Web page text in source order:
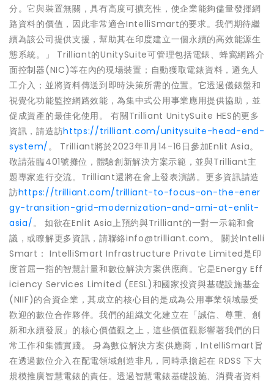
分。它與裝置無關，具有高度可擴充性，使企業能夠儘量發揮網
路資料的價值，因此非常適合IntelliSmart的要求。我們期待繼
續為該公司提供支援，幫助其在印度建立一個永續的高效能源生
態系統。」 Trilliant的UnitySuite可管理包括電錶、蜂窩網路介
面控制器(NIC)等在內的現場裝置；自動獲取電錶資料，避免人
工介入；並將資料傳送到即時決策所需的位置。它透過儀錶盤和
視覺化功能監控網路效能，為集中式公用事業應用提供協助，並
促成資產的最佳化使用。 有關Trilliant UnitySuite HES的更多
資訊，請造訪https://trilliant.com/unitysuite-head-end-
system/。 Trilliant將於2023年11月14-16日參加Enlit Asia。
敬請蒞臨401號攤位，體驗創新解決方案示範，並與Trilliant主
題專家進行交流。Trilliant還將在會上發表演講。更多資訊請造
訪https://trilliant.com/trilliant-to-focus-on-the-ener
gy-transition-grid-modernization-and-ami-at-enlit-
asia/。 如欲在Enlit Asia上預約與Trilliant的一對一示範和會
議，或瞭解更多資訊，請聯絡info@trilliant.com。 關於Intelli
Smart： IntelliSmart Infrastructure Private Limited是印
度首屈一指的智慧計量和數位解決方案供應商。它是Energy Eff
iciency Services Limited (EESL)和國家投資與基礎設施基金
(NIIF)的合資企業，其成立的核心目的是成為公用事業領域最受
歡迎的數位合作夥伴。我們的組織文化建立在「誠信、尊重、創
新和永續發展」的核心價值觀之上，這些價值觀影響著我們的日
常工作和集體實踐。 身為數位解決方案供應商，IntelliSmart旨
在透過數位介入在配電領域創造非凡，同時承擔起在 RDSS 下大
規模推廣智慧電錶的責任。透過智慧電錶基礎設施、消費者資料